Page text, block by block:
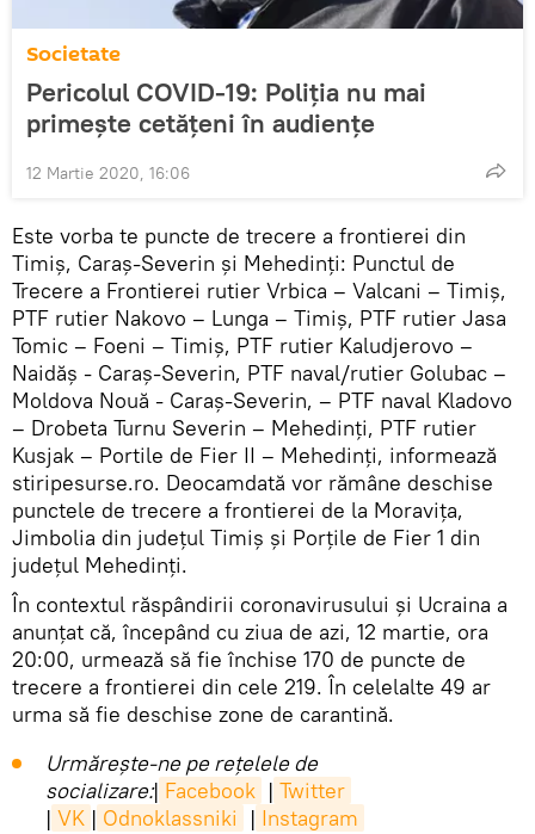
Societate
Pericolul COVID-19: Poliția nu mai
primește cetățeni în audiențe
12 Martie 2020, 16:06
Este vorba te puncte de trecere a frontierei din
Timiş, Caraş-Severin şi Mehedinţi: Punctul de
Trecere a Frontierei rutier Vrbica – Valcani – Timiş,
PTF rutier Nakovo – Lunga – Timiş, PTF rutier Jasa
Tomic – Foeni – Timiş, PTF rutier Kaludjerovo –
Naidăş - Caraş-Severin, PTF naval/rutier Golubac –
Moldova Nouă - Caraş-Severin, – PTF naval Kladovo
– Drobeta Turnu Severin – Mehedinţi, PTF rutier
Kusjak – Portile de Fier II – Mehedinţi, informează
stiripesurse.ro. Deocamdată vor rămâne deschise
punctele de trecere a frontierei de la Moraviţa,
Jimbolia din judeţul Timiş şi Porțile de Fier 1 din
judeţul Mehedinţi.
În contextul răspândirii coronavirusului și Ucraina a
anunțat că, începând cu ziua de azi, 12 martie, ora
20:00, urmează să fie închise 170 de puncte de
trecere a frontierei din cele 219. În celelalte 49 ar
urma să fie deschise zone de carantină.
Urmărește-ne pe rețelele de
socializare:| Facebook | Twitter
| VK | Odnoklassniki | Instagram